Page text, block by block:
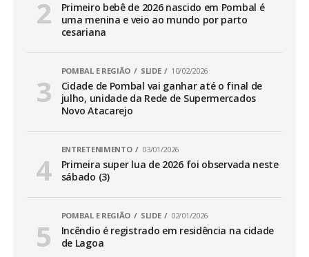
Primeiro bebê de 2026 nascido em Pombal é
uma menina e veio ao mundo por parto
cesariana
POMBAL E REGIÃO SLIDE 10/02/2026
Cidade de Pombal vai ganhar até o final de
julho, unidade da Rede de Supermercados
Novo Atacarejo
ENTRETENIMENTO 03/01/2026
Primeira super lua de 2026 foi observada neste
sábado (3)
POMBAL E REGIÃO SLIDE 02/01/2026
Incêndio é registrado em residência na cidade
de Lagoa